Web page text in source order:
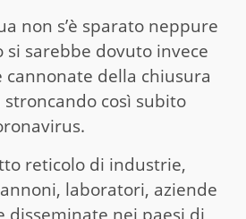
non s’è sparato neppure
si sarebbe dovuto invece
cannonate della chiusura
stroncando così subito
reticolo di industrie,
laboratori, aziende
disseminate nei paesi di